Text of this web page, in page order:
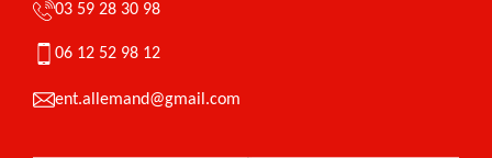
03 59 28 30 98
06 12 52 98 12
ent.allemand@gmail.com